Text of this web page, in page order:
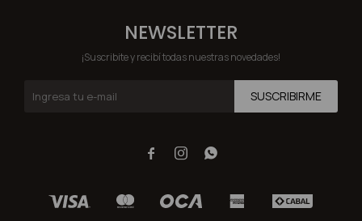
NEWSLETTER
¡Suscribite y recibí todas nuestras novedades!
SUSCRIBIRME
  